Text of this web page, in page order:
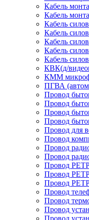
Кабель
Кабель
Кабель
Кабель
Кабель
Кабель
Кабель
КВК(д/
КММ
ПГВА
Провод
Провод
Провод
Провод
Провод для
Провод
Провод
Провод
Провод
Провод
Провод
Провод
Провод
Провод